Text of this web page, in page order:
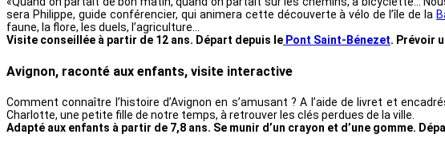
sera Philippe, guide conférencier, qui animera cette découverte à vélo de l’île de la
faune, la flore, les duels, l’agriculture…
Visite conseillée à partir de 12 ans. Départ depuis le Pont Saint-Bénezet. Prévoir
Avignon, raconté aux enfants, visite interactive
Comment connaître l’histoire d’Avignon en s’amusant ? A l’aide de livret et
Charlotte, une petite fille de notre temps, à retrouver les clés perdues de la ville.
Adapté aux enfants à partir de 7,8 ans. Se munir d’un crayon et d’une gomme.